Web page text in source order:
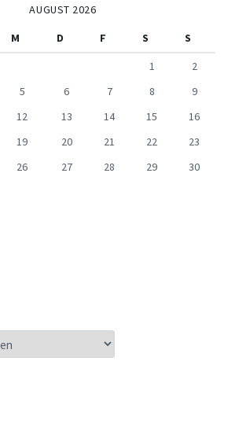
AUGUST 2026
M D F S
S
1
2
5 6 7 8
9
12 13 14 15
16
19 20 21 22
23
26 27 28 29
30